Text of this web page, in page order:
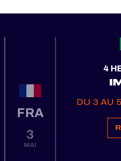
FRA
3
MAI
4
DU 3 AU